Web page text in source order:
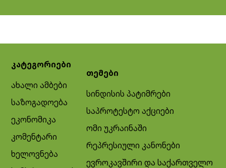
კატეგორიები
ახალი ამბები
საზოგადოება
ეკონომიკა
კომენტარი
ხელოვნება
თემები
სინდისის პატიმრები
საპროტესტო აქციები
ომი უკრაინაში
რეპრესიული კანონები
ევროკავშირი და საქართველო